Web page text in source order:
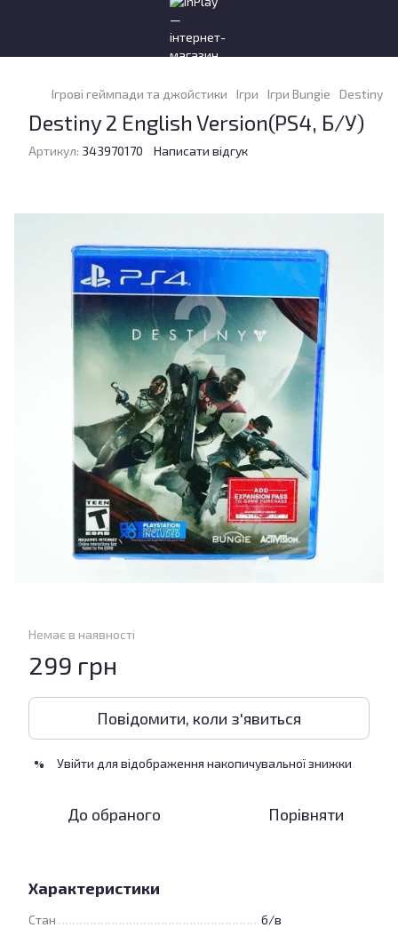
Ігрові геймпади та джойстики Ігри Ігри Bungie Destiny 2
Destiny 2 English Version(PS4, Б/У)
Артикул: 343970170 Написати відгук
Немає в наявності
299 грн
Повідомити, коли з'явиться
% Увійти для відображення накопичувальної знижки
До обраного Порівняти
Характеристики
Стан б/в